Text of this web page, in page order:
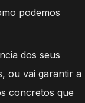
podemos
dos seus
ou vai garantir a
concretos que